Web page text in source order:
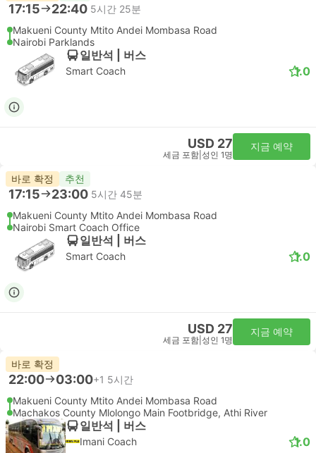
17:15 22:40 5시간 25분
Makueni County Mtito Andei Mombasa Road
Nairobi Parklands
일반석 | 버스
Smart Coach 1.0
USD 27
세금 포함 성인 1명
지금 예약
바로 확정 추천
17:15 23:00 5시간 45분
Makueni County Mtito Andei Mombasa Road
Nairobi Smart Coach Office
일반석 | 버스
Smart Coach 1.0
USD 27
세금 포함 성인 1명
지금 예약
바로 확정
22:00 03:00+1 5시간
Makueni County Mtito Andei Mombasa Road
Machakos County Mlolongo Main Footbridge, Athi River
일반석 | 버스
Imani Coach 1.0